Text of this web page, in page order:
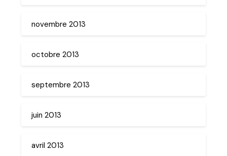
novembre 2013
octobre 2013
septembre 2013
juin 2013
avril 2013